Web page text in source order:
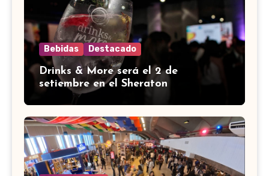
Bebidas Destacado
Drinks & More será el 2 de
setiembre en el Sheraton